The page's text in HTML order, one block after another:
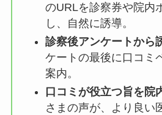
のURLを診察券や院内
し、自然に誘導。
診察後アンケートから
ケートの最後に口コミ
案内。
口コミが役立つ旨を院
さまの声が、より良い